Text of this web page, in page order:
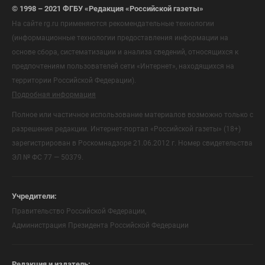
© 1998 – 2021 ФГБУ «Редакция «Российской газеты»
На сайте rg.ru применяются рекомендательные технологии
(информационные технологии предоставления информации на
основе сбора, систематизации и анализа сведений, относящихся к
предпочтениям пользователей сети «Интернет», находящихся на
территории Российской Федерации).
Подробная информация
Полное или частичное использование материалов возможно только с
разрешения редакции. Интернет-портал «Российской газеты» (18+)
зарегистрирован в Роскомнадзоре 21.06.2012 г. Номер свидетельства
ЭЛ № ФС 77 — 50379.
Учредители:
Правительство Российской Федерации,
Администрация Президента Российской Федерации